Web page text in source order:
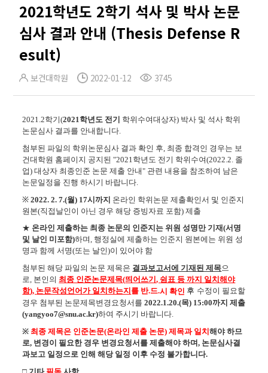
2021학년도 2학기 석사 및 박사 논문
심사 결과 안내 (Thesis Defense R
esult)
보건대학원 2022-01-12 3745
2021.2학기(2021학년도 전기 학위수여대상자) 박사 및 석사 학위
논문심사 결과를 안내합니다.
첨부된 파일의 학위논문심사 결과 확인 후 최종 합격인 경우는 보
건대학원 홈페이지 공지된"2021학년도 전기 학위수여(2022.2. 졸
업) 대상자 최종인준 논문 제출 안내" 관련 내용을 참조하여 남은
논문일정을 진행 하시기 바랍니다
※ 2022. 2. 7.(월) 17시까지 온라인 학위논문 제출확인서 및 인준지
원본(직접날인이 아닌 경우 해당 증빙자료 포함) 제출
★ 온라인 제출하는 최종 논문의 인준지는 위원 성명만 기재(서명
및 날인 미포함)하며, 행정실에 제출하는 인준지 원본에는 위원 성
명과 함께 서명(또는 날인)이 있어야 함
첨부된 해당 파일의 논문 제목은 결과보고서에 기재된 제목으
로, 본인의 최종 인준논문제목(띄어쓰기, 쉼표 등 까지 일치해야
함), 논문작성언어가 일치하는지 를 반.드.시 확인 후 수정이 필요할
경우 첨부된 논문제목변경요청서를2022.1.20.(목) 15:00까지 제출
(yangyoo7@snu.ac.kr)하여 주시기 바랍니다.
※ 최종 제목은 인준논문(온라인 제출 논문) 제목과 일치해야 하므
로, 변경이 필요한 경우 변경요청서를 제출해야 하며, 논문심사결
과보고 일정으로 인해 해당 일정 이후 수정 불가합니다.
□ 기타 필독 사항